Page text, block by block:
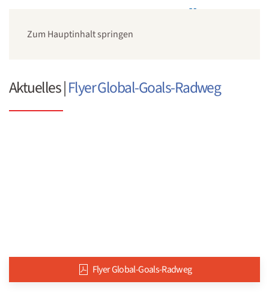
Zum Hauptinhalt springen
Aktuelles |Flyer Global-Goals-Radweg
Flyer Global-Goals-Radweg